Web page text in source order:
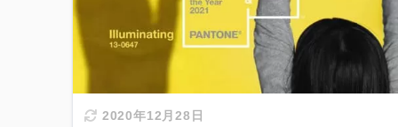
2020年12月28日